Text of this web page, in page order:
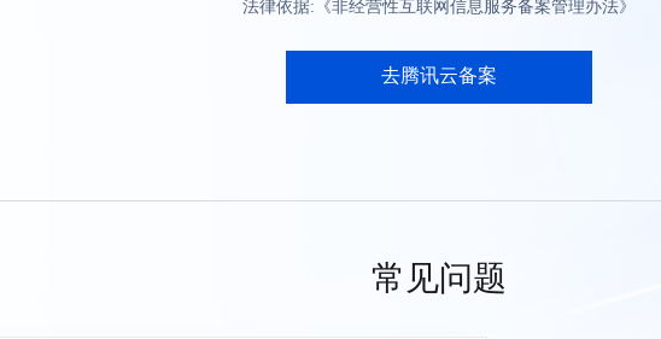
法律依据:《非经营性互联网信息服务备案管理办法》
去腾讯云备案
常见问题